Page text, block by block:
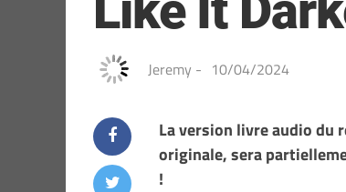
Jeremy - 10/04/2024
La version livre audio du
originale, sera
!